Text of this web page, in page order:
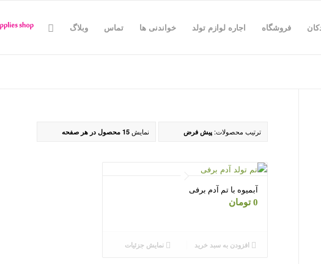
فروشگاه اجاره لوازم تولد خواندنی ها تماس وبلاگ
ترتیب محصولات: پیش فرض نمایش 15 محصول در هر صفحه
آبمیوه با تم آدم برفی
0 تومان
افزودن به سبد خرید نمایش جزئیات